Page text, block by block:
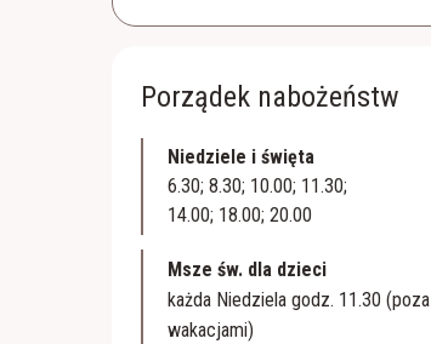
Porządek nabożeństw
Niedziele i święta
6.30; 8.30; 10.00; 11.30;
14.00; 18.00; 20.00
Msze św. dla dzieci
każda Niedziela godz. 11.30 (poza
wakacjami)